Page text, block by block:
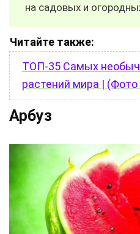
на садовых и
Читайте также:
ТОП-35 Самых
растений мира |
Арбуз